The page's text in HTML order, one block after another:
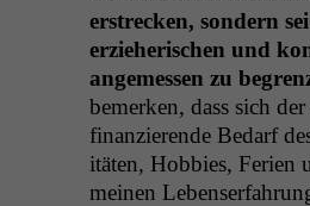
erstreck­en, son­dern
erzieherischen und
angemessen zu
bemerken, dass sich
finanzierende Bedarf
itäten, Hob­bies, Ferien
meinen